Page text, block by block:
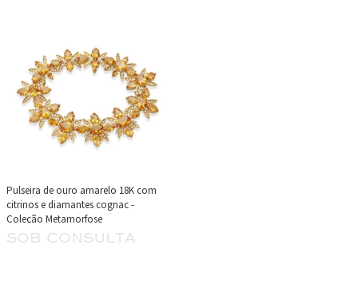
Pulseira de ouro amarelo 18K com
citrinos e diamantes cognac -
Coleção Metamorfose
sob consulta